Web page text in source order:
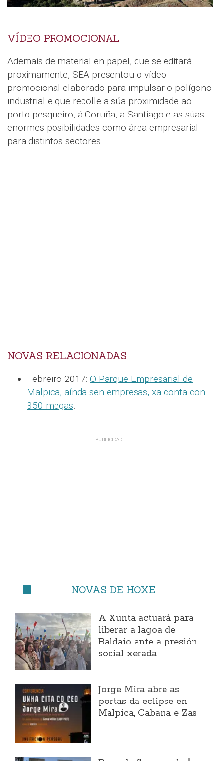
VÍDEO PROMOCIONAL
Ademais de material en papel, que se editará
proximamente, SEA presentou o vídeo
promocional elaborado para impulsar o polígono
industrial e que recolle a súa proximidade ao
porto pesqueiro, á Coruña, a Santiago e as súas
enormes posibilidades como área empresarial
para distintos sectores.
NOVAS RELACIONADAS
Febreiro 2017: O Parque Empresarial de
Malpica, aínda sen empresas, xa conta con
350 megas.
NOVAS DE HOXE
A Xunta actuará para
liberar a lagoa de
Baldaio ante a presión
social xerada
Jorge Mira abre as
portas da eclipse en
Malpica, Cabana e Zas